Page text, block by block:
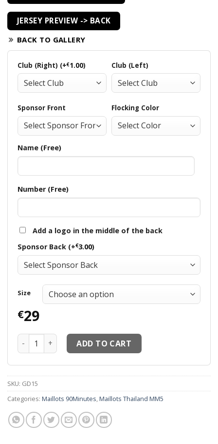
JERSEY PREVIEW -> BACK
BACK TO GALLERY
Club (Right) (+€1.00) Club (Left)
Sponsor Front Flocking Color
Name (Free)
Number (Free)
Add a logo in the middle of the back
Sponsor Back (+€3.00)
Size
€29
Maillots thailand MM5 Maillots Que la Mif Orange
ADD TO CART
SKU: GD15
Categories: Maillots 90Minutes,Maillots Thailand MM5